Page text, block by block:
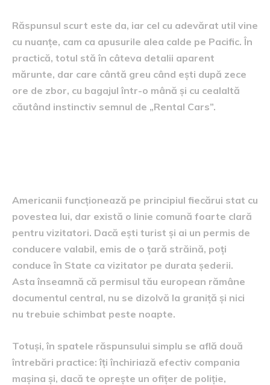
Răspunsul scurt este da, iar cel cu adevărat util vine
cu nuanțe, cam ca apusurile alea calde pe Pacific. În
practică, totul stă în câteva detalii aparent
mărunte, dar care cântă greu când ești după zece
ore de zbor, cu bagajul într-o mână și cu cealaltă
căutând instinctiv semnul de „Rental Cars”.
Americanii funcționează pe principiul fiecărui stat cu
povestea lui, dar există o linie comună foarte clară
pentru vizitatori. Dacă ești turist și ai un permis de
conducere valabil, emis de o țară străină, poți
conduce în State ca vizitator pe durata șederii.
Asta înseamnă că permisul tău european rămâne
documentul central, nu se dizolvă la graniță și nici
nu trebuie schimbat peste noapte.
Totuși, în spatele răspunsului simplu se află două
întrebări practice: îți închiriază efectiv compania
mașina și, dacă te oprește un ofițer de poliție,